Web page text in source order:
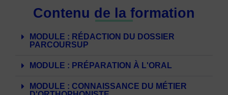
Contenu de la formation
MODULE : RÉDACTION DU DOSSIER
PARCOURSUP
MODULE : PRÉPARATION À L'ORAL
MODULE : CONNAISSANCE DU MÉTIER